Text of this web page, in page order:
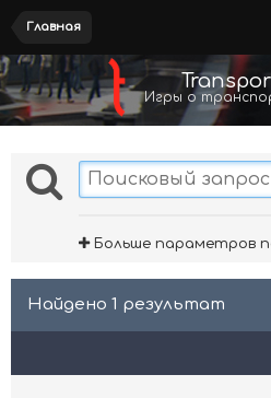
Главная
Игры о
Больше параметров
Найдено 1 результат